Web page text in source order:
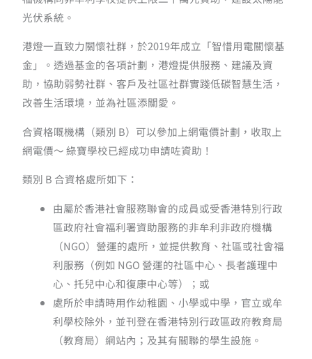
光伏系統。
港燈一直致力關懷社群，於2019年成立「智惜用電關懷基
金」。透過基金的各項計劃，港燈提供服務、建議及資
助，協助弱勢社群、客戶及社區社群實踐低碳智慧生活，
改善生活環境，並為社區添關愛。
合資格嘅機構（類別 B）可以參加上網電價計劃，收取上
網電價～ 綠寶學校已經成功申請咗資助！
類別 B 合資格處所如下：
由屬於香港社會服務聯會的成員或受香港特別行政
區政府社會福利署資助服務的非牟利非政府機構
（NGO）營運的處所，並提供教育、社區或社會福
利服務（例如 NGO 營運的社區中心、長者護理中
心、托兒中心和復康中心等）；或
處所於申請時用作幼稚園、小學或中學，官立或牟
利學校除外，並刊登在香港特別行政區政府教育局
（教育局）網站內；及其有關聯的學生設施。